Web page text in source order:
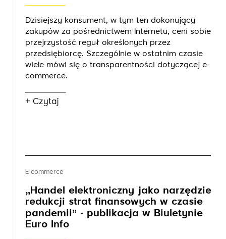
Dzisiejszy konsument, w tym ten dokonujący
zakupów za pośrednictwem Internetu, ceni sobie
przejrzystość reguł określonych przez
przedsiębiorcę. Szczególnie w ostatnim czasie
wiele mówi się o transparentności dotyczącej e-
commerce.
+ Czytaj
E-commerce
,,Handel elektroniczny jako narzędzie
redukcji strat finansowych w czasie
pandemii’’ - publikacja w Biuletynie
Euro Info